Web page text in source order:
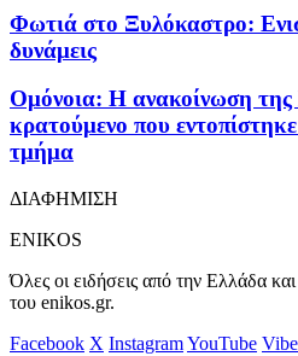
Φωτιά στο Ξυλόκαστρο:
δυνάμεις
Ομόνοια: Η ανακοίνωση
κρατούμενο που
τμήμα
ΔΙΑΦΗΜΙΣΗ
ENIKOS
Όλες οι ειδήσεις από την Ελλάδα
του enikos.gr.
Facebook X InstagramYouTube